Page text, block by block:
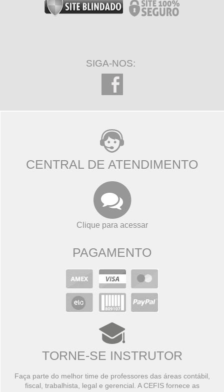
SIGA-NOS:
CENTRAL DE ATENDIMENTO
Clique para acessar
PAGAMENTO
TORNE-SE INSTRUTOR
Faça parte do melhor time de professores das áreas contábil,
fiscal, trabalhista, legal e gerencial. A CEFIS fornece as